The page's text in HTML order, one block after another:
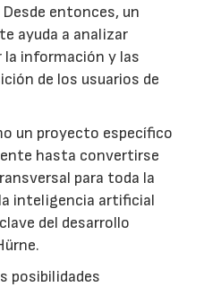
entonces, un
ayuda a analizar
información y las
de los usuarios de
un proyecto específico
hasta convertirse
para toda la
inteligencia artificial
del desarrollo
posibilidades